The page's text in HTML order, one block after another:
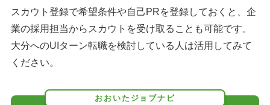
スカウト登録で希望条件や自己PRを登録しておくと、企
業の採用担当からスカウトを受け取ることも可能です。
大分へのUIターン転職を検討している人は活用してみて
ください。
おおいたジョブナビ